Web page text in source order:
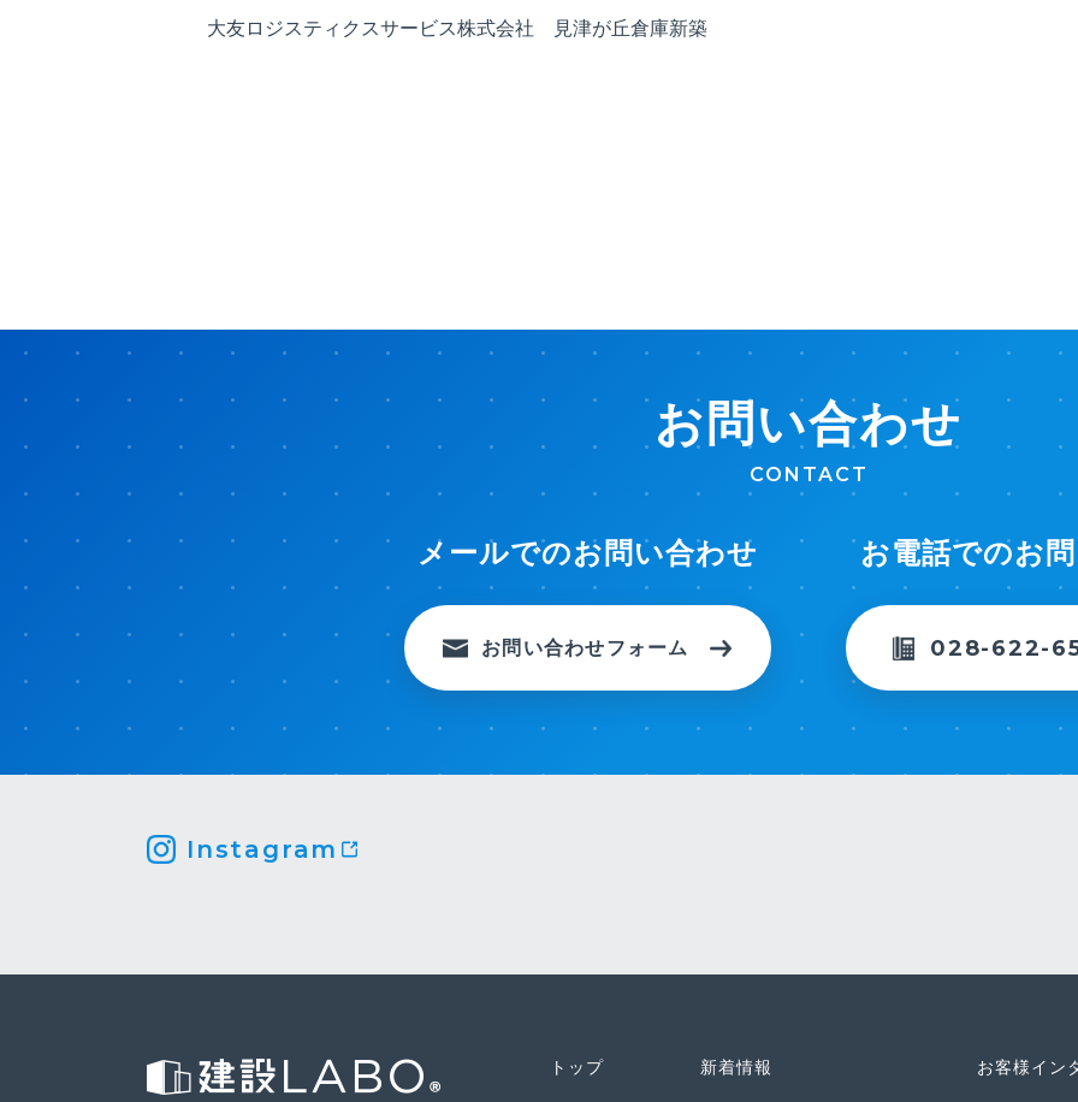
大友ロジスティクスサービス株式会社 見津が丘倉庫新築
お問い合わせ
CONTACT
メールでのお問い合わせ
お問い合わせフォーム
お電話でのお
028-622-
Instagram
トップ 新着情報 お客様イン